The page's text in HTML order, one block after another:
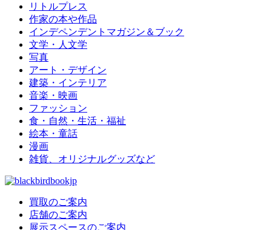
リトルプレス
作家の本や作品
インデペンデントマガジン＆ブック
文学・人文学
写真
アート・デザイン
建築・インテリア
音楽・映画
ファッション
食・自然・生活・福祉
絵本・童話
漫画
雑貨、オリジナルグッズなど
買取のご案内
店舗のご案内
展示スペースのご案内